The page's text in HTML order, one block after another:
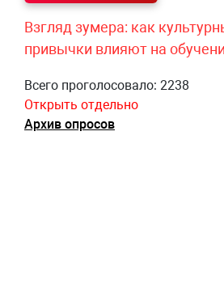
Взгляд зумера: как
привычки влияют на
Всего проголосовало: 2238
Открыть отдельно
Архив опросов